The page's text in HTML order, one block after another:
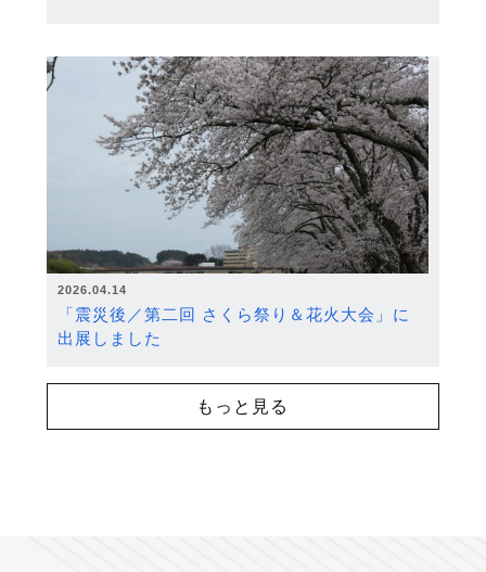
2026.04.14
「震災後／第二回 さくら祭り＆花火大会」に
出展しました
もっと見る